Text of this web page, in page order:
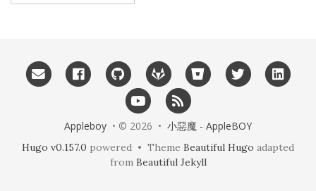
Appleboy • © 2026 • 小惡魔 - AppleBOY
Hugo v0.157.0 powered • Theme Beautiful Hugo adapted
from Beautiful Jekyll